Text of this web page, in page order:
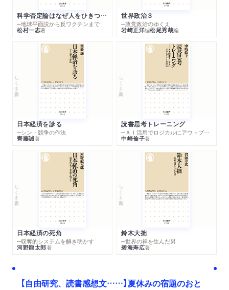
科学否定論はなぜ人をひきつけるのか
─地球平面説から反ワクチンまで
松村一志著
世界政治３
─政党政治のゆくえ
岩崎正洋編松尾秀哉編
ちくま新書
日本経済を診る
─シン・競争の作法
齊藤誠著
ちくま新書
読書思考トレーニング
─ＡＩ活用でロジカルにアウトプットする技法
中崎倫子著
ちくま新書
日本経済の死角
─収奪的システムを解き明かす
河野龍太郎著
ちくま新書
鈴木大拙
─世界の禅を生んだ男
碧海寿広著
【自由研究、読書感想文……】夏休みの宿題のおと